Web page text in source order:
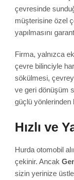
çevresinde
müşterisine özel
yapılmasını
Firma, yalnızca
çevre bilinciyle
sökülmesi,
ve geri dönüşüm
güçlü yönlerinden
Hızlı ve
Hurda otomobil
çekinir. Ancak
sizin yerinize